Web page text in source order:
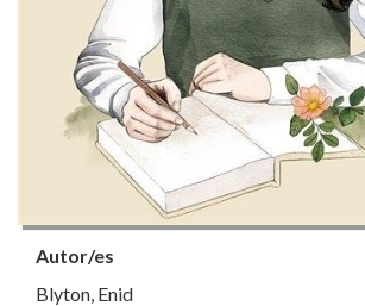
Autor/es
Blyton, Enid